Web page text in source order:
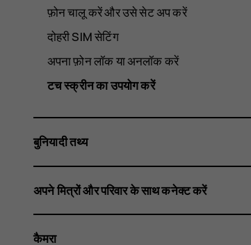
फ़ोन चालू करें और उसे सेट अप करें
दोहरी SIM सेटिंग
अपना फ़ोन लॉक या अनलॉक करें
टच स्क्रीन का उपयोग करें
बुनियादी तथ्य
अपने मित्रों और परिवार के साथ कनेक्ट करें
कैमरा